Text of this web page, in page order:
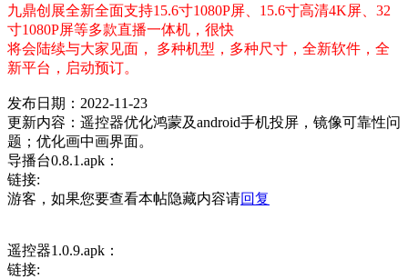
九鼎创展全新全面支持15.6寸1080P屏、15.6寸高清4K屏、32
寸1080P屏等多款直播一体机，很快
将会陆续与大家见面， 多种机型，多种尺寸，全新软件，全
新平台，启动预订。
发布日期：2022-11-23
更新内容：遥控器优化鸿蒙及android手机投屏，镜像可靠性问
题；优化画中画界面。
导播台0.8.1.apk：
链接:
游客，如果您要查看本帖隐藏内容请回复
遥控器1.0.9.apk：
链接: